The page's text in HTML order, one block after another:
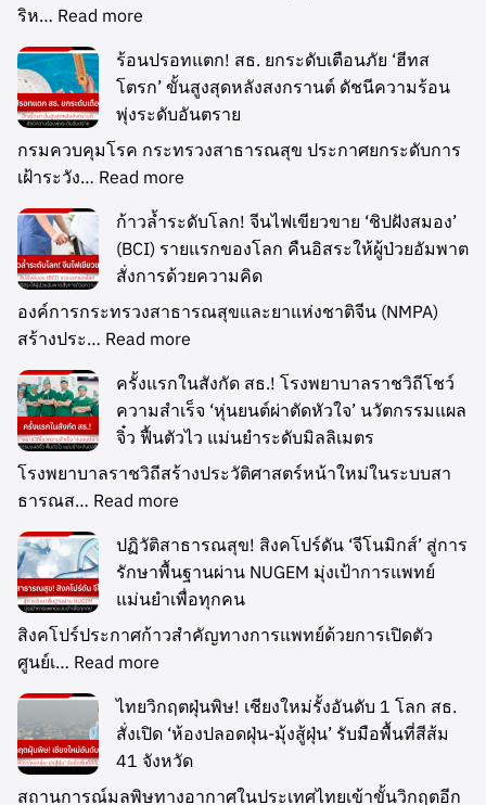
ริห… Read more
ร้อนปรอทแตก! สธ. ยกระดับเตือนภัย ‘ฮีทส
โตรก’ ขั้นสูงสุดหลังสงกรานต์ ดัชนีความร้อน
พุ่งระดับอันตราย
กรมควบคุมโรค กระทรวงสาธารณสุข ประกาศยกระดับการ
เฝ้าระวัง… Read more
ก้าวล้ำระดับโลก! จีนไฟเขียวขาย ‘ชิปฝังสมอง’
(BCI) รายแรกของโลก คืนอิสระให้ผู้ป่วยอัมพาต
สั่งการด้วยความคิด
องค์การกระทรวงสาธารณสุขและยาแห่งชาติจีน (NMPA)
สร้างประ… Read more
ครั้งแรกในสังกัด สธ.! โรงพยาบาลราชวิถีโชว์
ความสำเร็จ ‘หุ่นยนต์ผ่าตัดหัวใจ’ นวัตกรรมแผล
จิ๋ว ฟื้นตัวไว แม่นยำระดับมิลลิเมตร
โรงพยาบาลราชวิถีสร้างประวัติศาสตร์หน้าใหม่ในระบบสา
ธารณส… Read more
ปฏิวัติสาธารณสุข! สิงคโปร์ดัน ‘จีโนมิกส์’ สู่การ
รักษาพื้นฐานผ่าน NUGEM มุ่งเป้าการแพทย์
แม่นยำเพื่อทุกคน
สิงคโปร์ประกาศก้าวสำคัญทางการแพทย์ด้วยการเปิดตัว
ศูนย์เ… Read more
ไทยวิกฤตฝุ่นพิษ! เชียงใหม่รั้งอันดับ 1 โลก สธ.
สั่งเปิด ‘ห้องปลอดฝุ่น-มุ้งสู้ฝุ่น’ รับมือพื้นที่สีส้ม
41 จังหวัด
สถานการณ์มลพิษทางอากาศในประเทศไทยเข้าขั้นวิกฤตอีก